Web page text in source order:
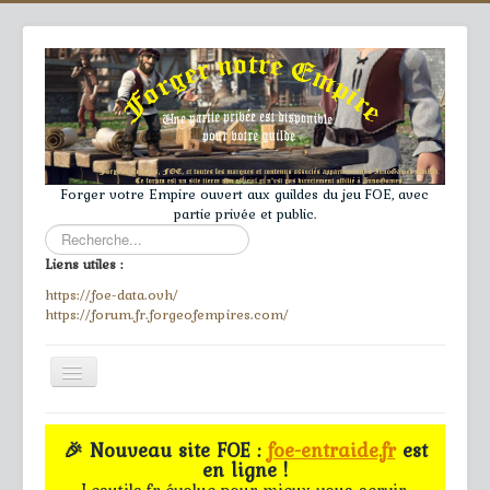
Forger votre Empire ouvert aux guildes du jeu FOE, avec
partie privée et public.
Rechercher
Liens utiles :
https://foe-data.ovh/
https://forum.fr.forgeofempires.com/
Toggle
Navigation
≡
Accueil
🎉 Nouveau site FOE :foe-entraide.frest
en ligne !